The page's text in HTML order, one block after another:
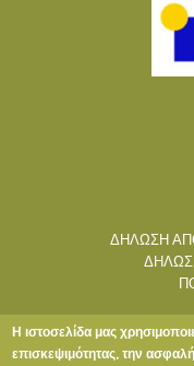
ΔΗΛΩΣΗ
Η ιστοσελίδα μας
επισκεψιμότητας, την